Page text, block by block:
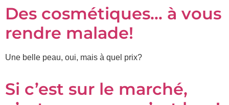
Des cosmétiques… à vous
rendre malade!
Une belle peau, oui, mais à quel prix?
Si c’est sur le marché,